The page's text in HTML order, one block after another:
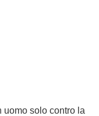
uomo solo contro la